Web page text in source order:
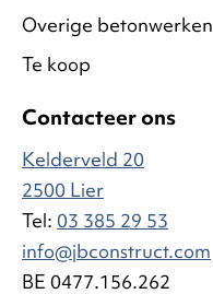
Overige betonwerken
Te koop
Contacteer ons
Kelderveld 20
2500 Lier
Tel: 03 385 29 53
info@jbconstruct.com
BE 0477.156.262